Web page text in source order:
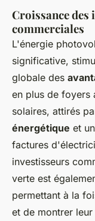
Croissance
commerciales
L'énergie
significative,
globale des
en plus de foyers
solaires, attirés
énergétique et
factures
investisseurs
verte est
permettant à la
et de montrer